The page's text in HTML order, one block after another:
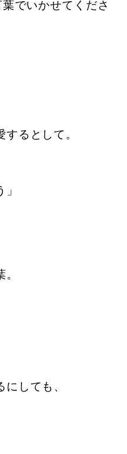
でいかせてくださ
るとして。
しても、